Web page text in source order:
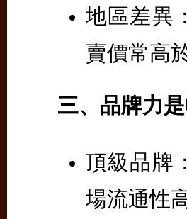
地區差異：
賣價常高
三、品牌力
頂級品牌：
場流通性